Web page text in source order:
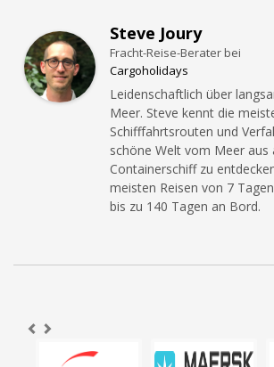
Steve Joury
Fracht-Reise-Beraterbei
Cargoholidays
Leidenschaftlich über
Meer. Steve kennt die
Schifffahrtsrouten und
schöne Welt vom Meer aus
Containerschiff zu
meisten Reisen von 7
bis zu 140 Tagen an Bord.